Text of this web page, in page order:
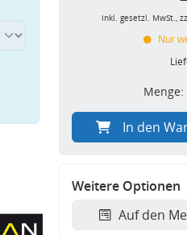
inkl. gesetzl. MwSt.,
Nur
Menge:
In den
Weitere Optionen
Auf den